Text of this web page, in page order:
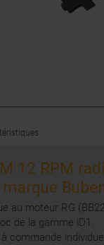
12 RPM
au moteur RG
de la gamme iD1.
commande